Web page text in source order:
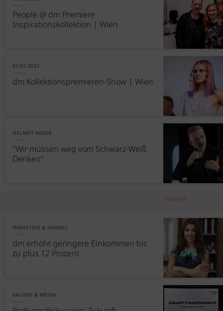
People @ dm Premiere
Inspirationskollektion | Wien
01.03.2023
dm Kollektionspremieren-Show | Wien
HELMUT MAIER
"Wir müssen weg vom Schwarz-Weiß
Denken"
Anzeige
INDUSTRIE & HANDEL
dm erhöht geringere Einkommen bis
zu plus 12 Prozent
SALONS & MEDIA